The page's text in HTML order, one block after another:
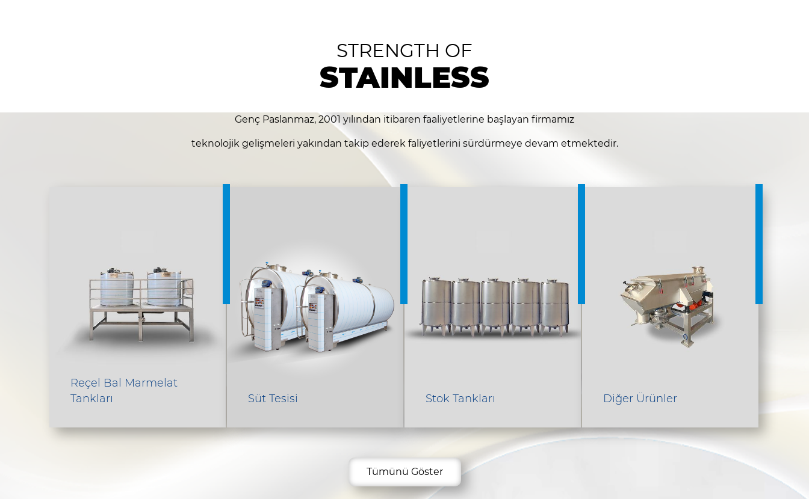
STRENGTH OF
STAINLESS
Genç Paslanmaz, 2001 yılından itibaren faaliyetlerine başlayan firmamız
teknolojik gelişmeleri yakından takip ederek faliyetlerini sürdürmeye devam etmektedir.
Reçel Bal Marmelat
Tankları
Süt Tesisi Stok Tankları Diğer Ürünler
Tümünü Göster